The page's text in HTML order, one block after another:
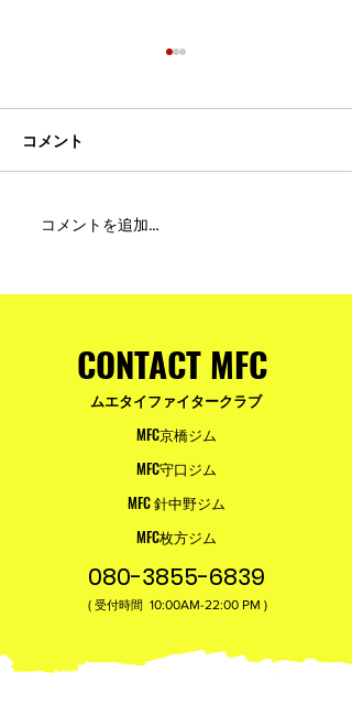
MFC DREAM FIGHT 24にご
皆様へ
コメント
コメントを追加…
CONTACT MFC
ムエタイファイタークラブ
MFC京橋ジム
MFC守口ジム
MFC 針中野ジム
MFC枚方ジム
080-3855-6839
( 受付時間 10:00AM-22:00​ PM )